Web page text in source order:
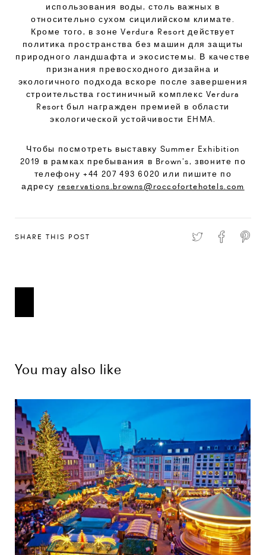
использования воды, столь важных в
относительно сухом сицилийском климате.
Кроме того, в зоне Verdura Resort действует
политика пространства без машин для защиты
природного ландшафта и экосистемы. В качестве
признания превосходного дизайна и
экологичного подхода вскоре после завершения
строительства гостиничный комплекс Verdura
Resort был награжден премией в области
экологической устойчивости EHMA.
Чтобы посмотреть выставку Summer Exhibition
2019 в рамках пребывания в Brown’s, звоните по
телефону +44 207 493 6020 или пишите по
адресу reservations.browns@roccofortehotels.com
SHARE THIS POST
You may also like